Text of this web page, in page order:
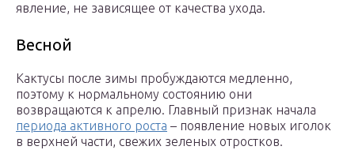
явление, не зависящее от качества ухода.
Весной
Кактусы после зимы пробуждаются медленно,
поэтому к нормальному состоянию они
возвращаются к апрелю. Главный признак начала
периода активного роста – появление новых иголок
в верхней части, свежих зеленых отростков.